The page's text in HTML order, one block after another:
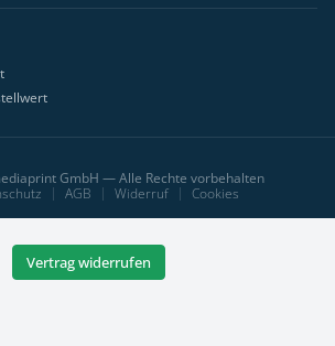
GmbH — Alle Rechte vorbehalten
AGB Widerruf Cookies
Vertrag widerrufen